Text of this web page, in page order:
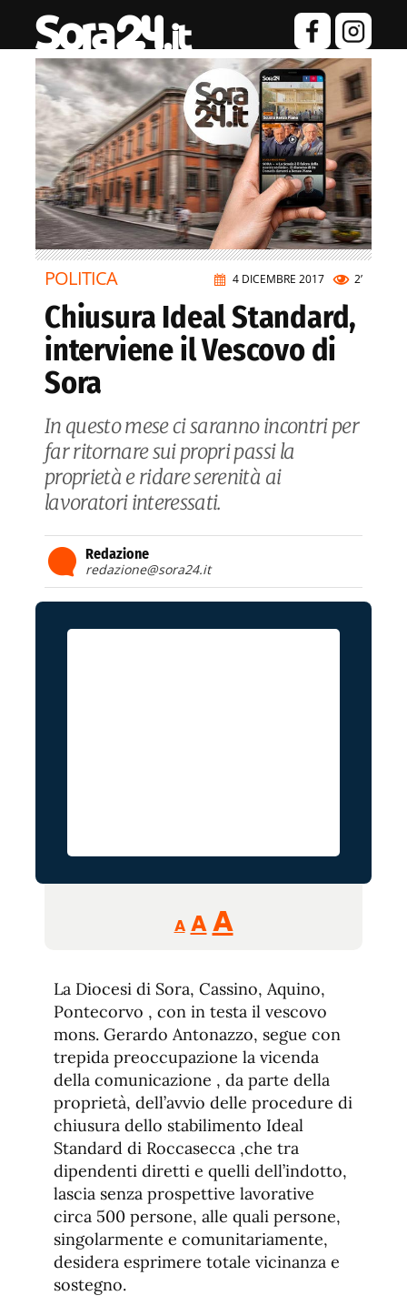
4 DICEMBRE 2017 2’
POLITICA
Chiusura Ideal Standard,
interviene il Vescovo di
Sora
In questo mese ci saranno incontri per
far ritornare sui propri passi la
proprietà e ridare serenità ai
lavoratori interessati.
Redazione
redazione@sora24.it
A
Reducir
tamaño
A Restablecer
de
fuente
AAumentar
de
fuente.
La Diocesi di Sora, Cassino, Aquino,
Pontecorvo , con in testa il vescovo
mons. Gerardo Antonazzo, segue con
trepida preoccupazione la vicenda
della comunicazione , da parte della
proprietà, dell’avvio delle procedure di
chiusura dello stabilimento Ideal
Standard di Roccasecca ,che tra
dipendenti diretti e quelli dell’indotto,
lascia senza prospettive lavorative
circa 500 persone, alle quali persone,
singolarmente e comunitariamente,
desidera esprimere totale vicinanza e
sostegno.